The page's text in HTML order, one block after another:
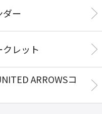
ダー
レット
ARROWSコ